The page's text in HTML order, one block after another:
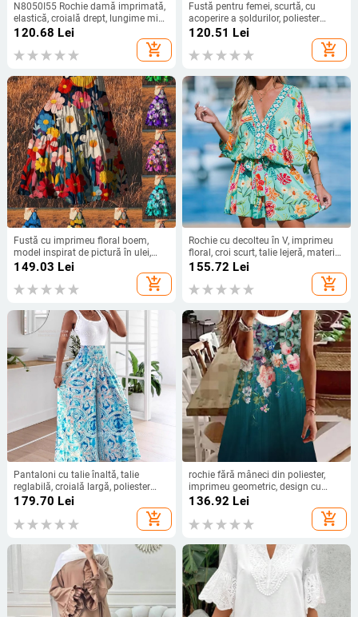
N8050I55 Rochie damă imprimată,
elastică, croială drept, lungime midi,
poliester 90–95%
120.68 Lei
add_shopping_cart
Fustă pentru femei, scurtă, cu
acoperire a șoldurilor, poliester
95%+, vară 2024, stil office
120.51 Lei
add_shopping_cart
Fustă cu imprimeu floral boem,
model inspirat de pictură în ulei,
talie elastică, lungă, poliester
149.03 Lei
add_shopping_cart
Rochie cu decolteu în V, imprimeu
floral, croi scurt, talie lejeră, material
poliester.
155.72 Lei
add_shopping_cart
Pantaloni cu talie înaltă, talie
reglabilă, croială largă, poliester
solid, primăvara 2024
179.70 Lei
add_shopping_cart
rochie fără mâneci din poliester,
imprimeu geometric, design cu
două piese false, guler rotund
136.92 Lei
add_shopping_cart